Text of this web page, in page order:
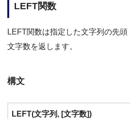
LEFT関数
LEFT関数は指定した文字列の先
文字数を返します。
構文
LEFT(文字列, [文字数])